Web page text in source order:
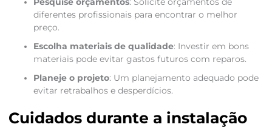
Pesquise orçamentos: Solicite orçamentos de
diferentes profissionais para encontrar o melhor
preço.
Escolha materiais de qualidade: Investir em bons
materiais pode evitar gastos futuros com reparos.
Planeje o projeto: Um planejamento adequado pode
evitar retrabalhos e desperdícios.
Cuidados durante a instalação